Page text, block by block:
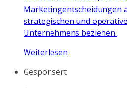
Marketingentscheidungen
strategischen und
Unternehmens beziehen.
Weiterlesen
Gesponsert